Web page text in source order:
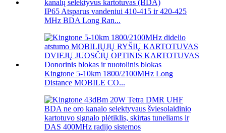
IP65 Atsparus vandeniui 410-415 ir 420-425
MHz BDA Long Ran...
Kingtone 5-10km 1800/2100MHz Long
Distance MOBILE CO...